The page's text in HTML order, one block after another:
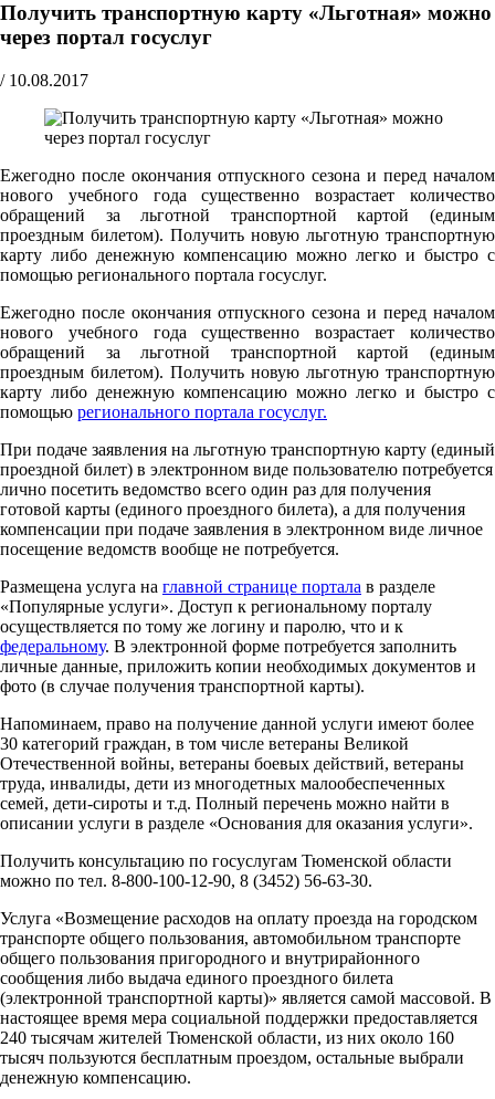
Получить транспортную карту «Льготная» можно
через портал госуслуг
/ 10.08.2017
Ежегодно после окончания отпускного сезона и перед началом
нового учебного года существенно возрастает количество
обращений за льготной транспортной картой (единым
проездным билетом). Получить новую льготную транспортную
карту либо денежную компенсацию можно легко и быстро с
помощью регионального портала госуслуг.
Ежегодно после окончания отпускного сезона и перед началом
нового учебного года существенно возрастает количество
обращений за льготной транспортной картой (единым
проездным билетом). Получить новую льготную транспортную
карту либо денежную компенсацию можно легко и быстро с
помощью регионального портала госуслуг.
При подаче заявления на льготную транспортную карту (единый
проездной билет) в электронном виде пользователю потребуется
лично посетить ведомство всего один раз для получения
готовой карты (единого проездного билета), а для получения
компенсации при подаче заявления в электронном виде личное
посещение ведомств вообще не потребуется.
Размещена услуга на главной странице портала в разделе
«Популярные услуги». Доступ к региональному порталу
осуществляется по тому же логину и паролю, что и к
федеральному. В электронной форме потребуется заполнить
личные данные, приложить копии необходимых документов и
фото (в случае получения транспортной карты).
Напоминаем, право на получение данной услуги имеют более
30 категорий граждан, в том числе ветераны Великой
Отечественной войны, ветераны боевых действий, ветераны
труда, инвалиды, дети из многодетных малообеспеченных
семей, дети-сироты и т.д. Полный перечень можно найти в
описании услуги в разделе «Основания для оказания услуги».
Получить консультацию по госуслугам Тюменской области
можно по тел. 8-800-100-12-90, 8 (3452) 56-63-30.
Услуга «Возмещение расходов на оплату проезда на городском
транспорте общего пользования, автомобильном транспорте
общего пользования пригородного и внутрирайонного
сообщения либо выдача единого проездного билета
(электронной транспортной карты)» является самой массовой. В
настоящее время мера социальной поддержки предоставляется
240 тысячам жителей Тюменской области, из них около 160
тысяч пользуются бесплатным проездом, остальные выбрали
денежную компенсацию.